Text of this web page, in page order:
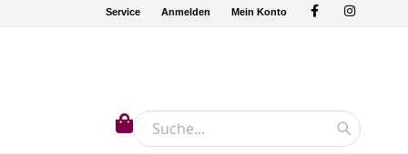
Service Anmelden Mein Konto
Suche
Mein Warenkorb